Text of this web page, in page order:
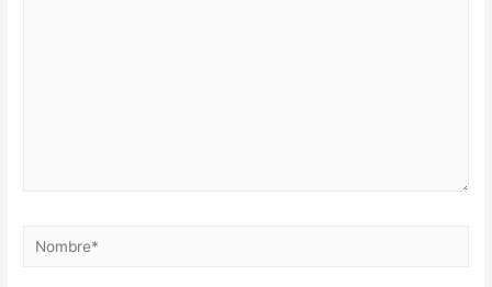
Nombre*